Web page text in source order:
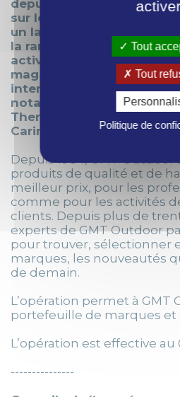
depuis 1990 des produits
sur le marché français.
un large éventail de
la randonnée, la
activités de plein air, le
magasins de sport &
internet spécialisés. PL
notamment les marques
Thermarest, Gregory,
Carinthia, et Cocoon.
Depuis 1984, GMT
produits de qualité et de
meilleur prix, pour les
comme pour les activités
clients. Depuis plus de
experts de GMT Outdoor
pour trouver, sélectionner
marques, les nouveautés
de demain.
L’opération permet à GMT
portefeuille de marques et
L’opération est effective au
---------------
activer
Tout
Tout
Politique de